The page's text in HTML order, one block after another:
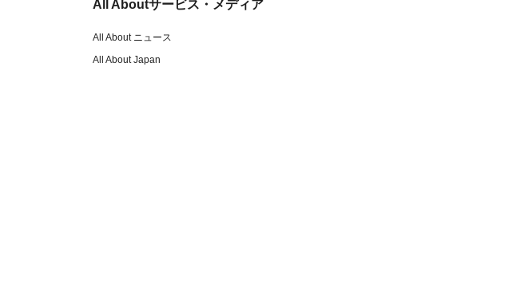
All Aboutサービス・メディア
All About ニュース
All About Japan